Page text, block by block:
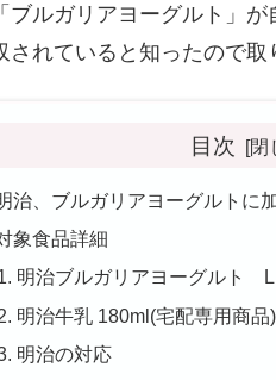
ブルガリアヨーグルト」
れていると知ったので取
目次
治、ブルガリアヨーグルトに
象食品詳細
明治ブルガリアヨーグルト
明治牛乳 180ml(宅配専用商品)
明治の対応